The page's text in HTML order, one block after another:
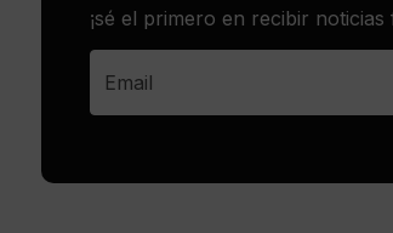
¡sé el primero en recibir